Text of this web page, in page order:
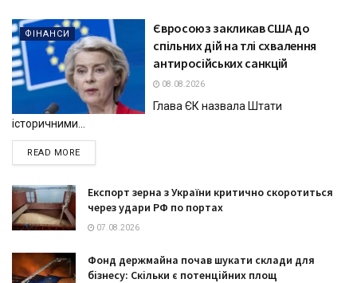
ФІНАНСИ
Євросоюз закликав США до
спільних дій на тлі схвалення
антиросійських санкцій
08.08.2026
Глава ЄК назвала Штати
історичними...
READ MOREDETAILS
Експорт зерна з України критично скоротиться
через удари РФ по портах
07.08.2026
Фонд держмайна почав шукати склади для
бізнесу: Скільки є потенційних площ